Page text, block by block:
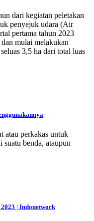
dari kegiatan peletakan
penyejuk udara (Air
pertama tahun 2023
mulai melakukan
3,5 ha dari total luas
atau perkakas untuk
suatu benda, ataupun
| Indonetwork